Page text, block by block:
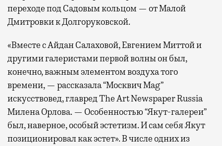
переходе под Садовым кольцом — от Малой
Дмитровки к Долгоруковской.
«Вместе с Айдан Салаховой, Евгением Миттой и
другими галеристами первой волны он был,
конечно, важным элементом воздуха того
времени, — рассказала “Москвич Mag”
искусствовед, главред The Art Newspaper Russia
Милена Орлова. — Особенностью “Якут-галереи”
был, наверное, особый эстетизм. И сам себя Якут
позиционировал как эстет». В числе одних из